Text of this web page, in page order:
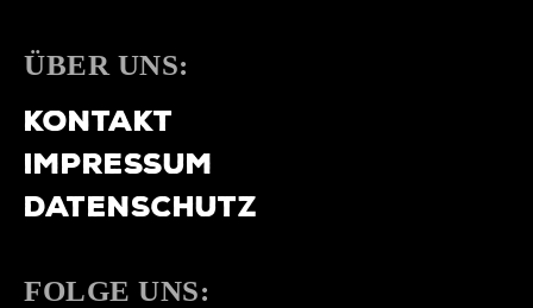
ÜBER UNS:
KONTAKT
IMPRESSUM
DATENSCHUTZ
FOLGE UNS: